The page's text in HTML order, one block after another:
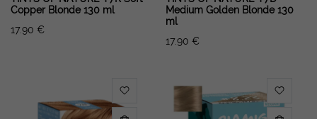
Copper Blonde 130 ml
17.90 €
Medium Golden Blonde 130
ml
17.90 €